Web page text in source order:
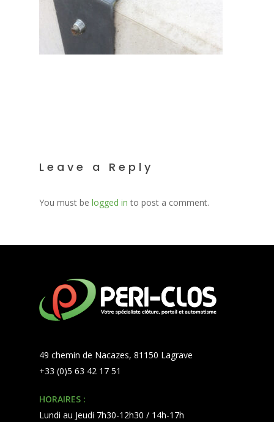
Leave a Reply
You must be logged in to post a comment.
49 chemin de Nacazes, 81150 Lagrave
+33 (0)5 63 42 17 51
HORAIRES :
Lundi au Jeudi 7h30-12h30 / 14h-17h